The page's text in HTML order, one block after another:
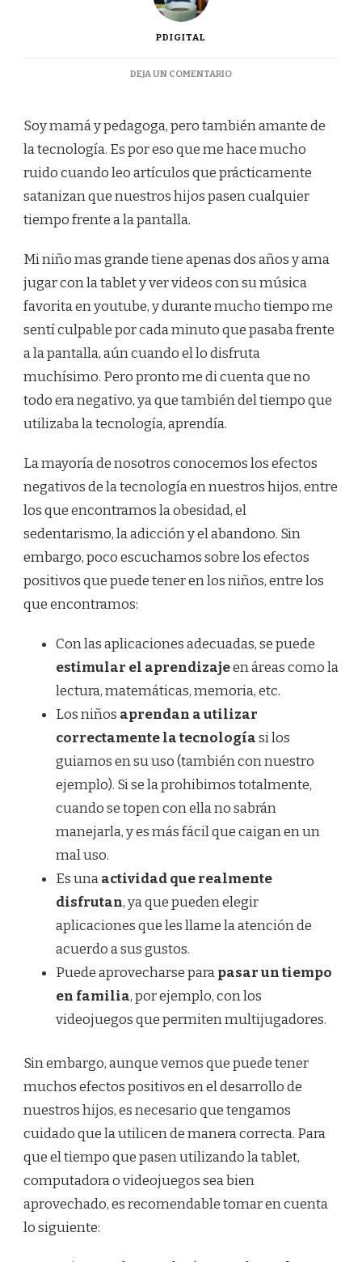
PDIGITAL
DEJA UN COMENTARIOEN
¿AMIGA
O
ENEMIGA
DE
NUESTROS
HIJOS?
Soy mamá y pedagoga, pero también amante de
la tecnología. Es por eso que me hace mucho
ruido cuando leo artículos que prácticamente
satanizan que nuestros hijos pasen cualquier
tiempo frente a la pantalla.
Mi niño mas grande tiene apenas dos años y ama
jugar con la tablet y ver videos con su música
favorita en youtube, y durante mucho tiempo me
sentí culpable por cada minuto que pasaba frente
a la pantalla, aún cuando el lo disfruta
muchísimo. Pero pronto me di cuenta que no
todo era negativo, ya que también del tiempo que
utilizaba la tecnología, aprendía.
La mayoría de nosotros conocemos los efectos
negativos de la tecnología en nuestros hijos, entre
los que encontramos la obesidad, el
sedentarismo, la adicción y el abandono. Sin
embargo, poco escuchamos sobre los efectos
positivos que puede tener en los niños, entre los
que encontramos:
Con las aplicaciones adecuadas, se puede
estimular el aprendizajeen áreas como la
lectura, matemáticas, memoria, etc.
Los niños aprendan a utilizar
correctamente la tecnologíasi los
guiamos en su uso (también con nuestro
ejemplo). Si se la prohibimos totalmente,
cuando se topen con ella no sabrán
manejarla, y es más fácil que caigan en un
mal uso.
Es unaactividad que realmente
disfrutan, ya que pueden elegir
aplicaciones que les llame la atención de
acuerdo a sus gustos.
Puede aprovecharse parapasar un tiempo
en familia, por ejemplo, con los
videojuegos que permiten multijugadores.
Sin embargo, aunque vemos que puede tener
muchos efectos positivos en el desarrollo de
nuestros hijos, es necesario que tengamos
cuidado que la utilicen de manera correcta. Para
que el tiempo que pasen utilizando la tablet,
computadora o videojuegos sea bien
aprovechado, es recomendable tomar en cuenta
lo siguiente: